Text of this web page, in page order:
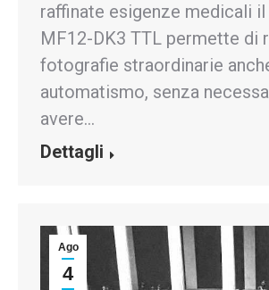
raffinate esigenze medicali il
MF12-DK3 TTL permette di
fotografie straordinarie
automatismo, senza
avere…
Dettagli
Ago
4